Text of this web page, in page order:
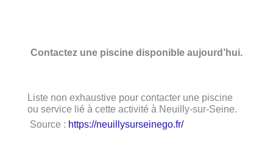
Contactez une piscine disponible aujourd’hui.
Liste non exhaustive pour contacter une piscine
ou service lié à cette activité à Neuilly-sur-Seine.
Source : https://neuillysurseinego.fr/